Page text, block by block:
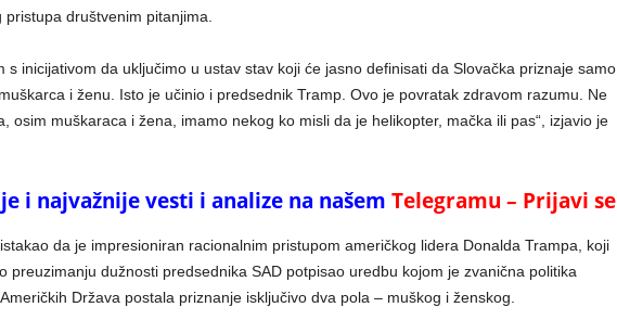
pristupa društvenim pitanjima.
s inicijativom da uključimo u ustav stav koji će jasno definisati da Slovačka priznaje samo
i ženu. Isto je učinio i predsednik Tramp. Ovo je povratak zdravom razumu. Ne
osim muškaraca i žena, imamo nekog ko misli da je helikopter, mačka ili pas“, izjavio je
i najvažnije vesti i analize na našem Telegramu – Prijavi se
da je impresioniran racionalnim pristupom američkog lidera Donalda Trampa, koji
preuzimanju dužnosti predsednika SAD potpisao uredbu kojom je zvanična politika
Država postala priznanje isključivo dva pola – muškog i ženskog.